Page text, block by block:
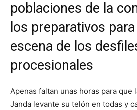
poblaciones de la
los preparativos
escena de los
procesionales
Apenas faltan unas horas para que
Janda levante su telón en todas y